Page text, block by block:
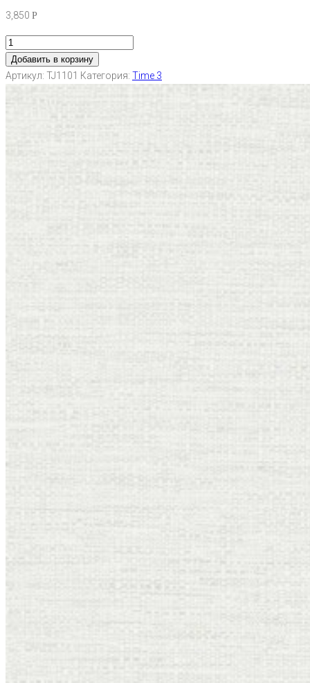
3,850 Р
Добавить в корзину
Артикул: TJ1101 Категория: Time 3